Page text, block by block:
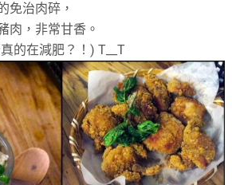
免治肉碎，
肉，非常甘香。
的在減肥？！) T__T